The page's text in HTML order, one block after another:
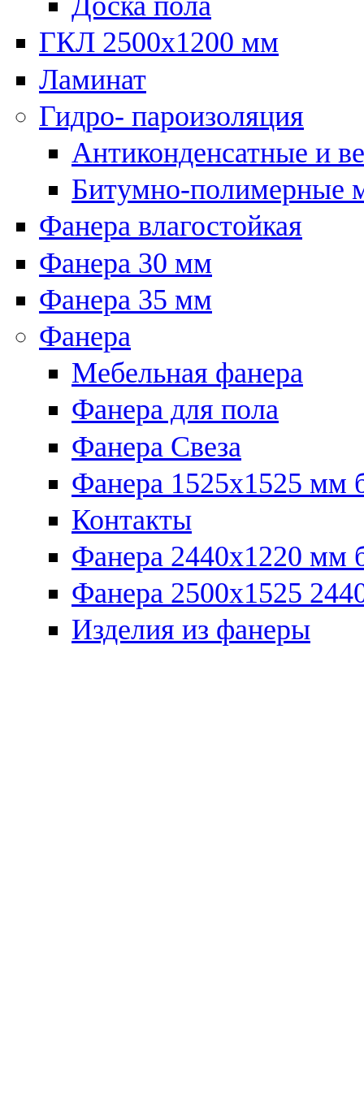
ГКЛ 2500х1200 мм
Ламинат
Гидро- пароизоляция
Антиконденсатные и
Битумно-полимерные
Фанера влагостойкая
Фанера 30 мм
Фанера 35 мм
Фанера
Мебельная фанера
Фанера для пола
Фанера Свеза
Фанера 1525x1525 мм
Контакты
Фанера 2440x1220 мм
Фанера 2500x1525
Изделия из фанеры